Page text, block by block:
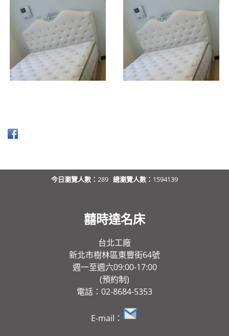
今日瀏覽人數： 289 總瀏覽人數： 1594139
囍時達名床
台北工廠
新北市樹林區東豐街64號
週一至週六09:00-17:00
(預約制)
電話：02-8684-5353
E-mail：